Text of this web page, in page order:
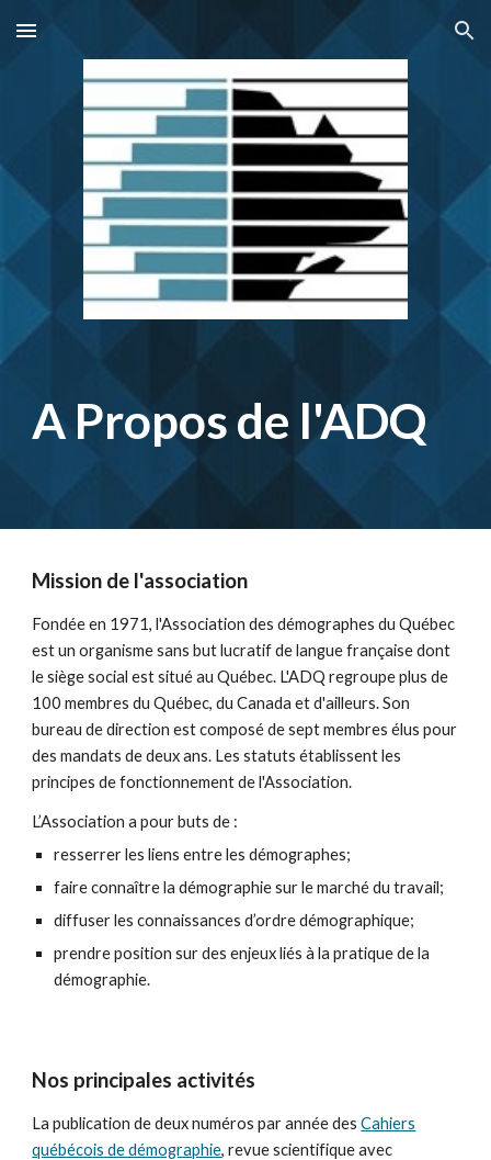
Skip to main content Skip to navigation
A Propos de l'ADQ
Mission de l'association
Fondée en 1971, l'Association des démographes du Québec
est un organisme sans but lucratif de langue française dont
le siège social est situé au Québec. L'ADQ regroupe plus de
100 membres du Québec, du Canada et d'ailleurs. Son
bureau de direction est composé de sept membres élus pour
des mandats de deux ans. Les statuts établissent les
principes de fonctionnement de l'Association.
L’Association a pour buts de :
resserrer les liens entre les démographes;
faire connaître la démographie sur le marché du travail;
diffuser les connaissances d’ordre démographique;
prendre position sur des enjeux liés à la pratique de la
démographie.
Nos principales activités
La publication de deux numéros par année desCahiers
québécois de démographie, revue scientifique avec